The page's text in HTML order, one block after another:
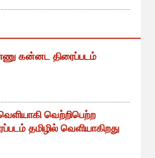
கன்னட திரைப்படம்
வெற்றிபெற்ற
தமிழில் வெளியாகிறது